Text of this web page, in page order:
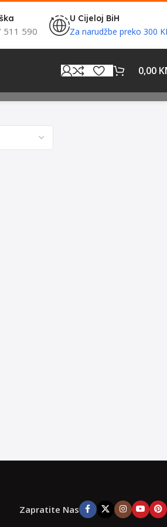
511 590
U Cijeloj BiH
Za narudžbe preko 300
0,00
Zapratite Nas